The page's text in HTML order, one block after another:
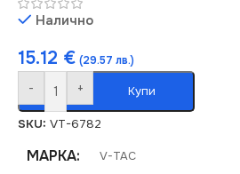
Налично
15.12 € (29.57 лв.)
- + Купи
SKU: VT-6782
МАРКА V-TAC